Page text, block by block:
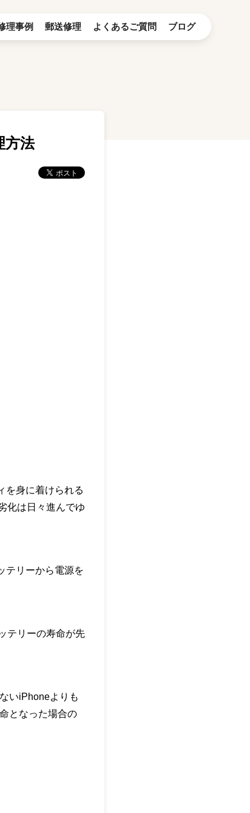
理事例 郵送修理 よくあるご質問 ブログ
方法
を身に着けられる
化は日々進んでゆ
テリーから電源を
テリーの寿命が先
いiPhoneよりも
となった場合の